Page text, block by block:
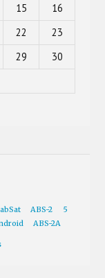
15
16
22
23
29
30
ABS-2
5
ABS-2A